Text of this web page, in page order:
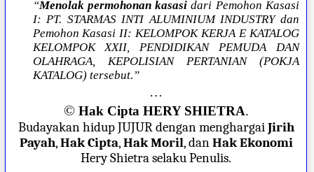
“Menolak permohonan kasasi dari Pemohon Kasasi
I: PT. STARMAS INTI ALUMINIUM INDUSTRY dan
Pemohon Kasasi II: KELOMPOK KERJA E KATALOG
KELOMPOK XXII, PENDIDIKAN PEMUDA DAN
OLAHRAGA, KEPOLISIAN PERTANIAN (POKJA
KATALOG) tersebut.”
…
© Hak Cipta HERY SHIETRA.
Budayakan hidup JUJUR dengan menghargaiJirih
Payah,Hak Cipta,Hak Moril, danHak Ekonomi
Hery Shietra selaku Penulis.